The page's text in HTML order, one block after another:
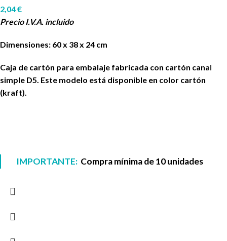
2,04€
Precio I.V.A. incluido
Dimensiones: 60 x 38 x 24 cm
Caja de cartón para embalaje fabricada con cartón canal
simple D5. Este modelo está disponible en color cartón
(kraft).
IMPORTANTE: Compra mínima de 10 unidades